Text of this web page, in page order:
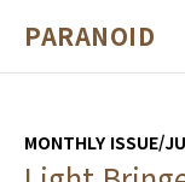
PARANOID
MONTHLY ISSUE/